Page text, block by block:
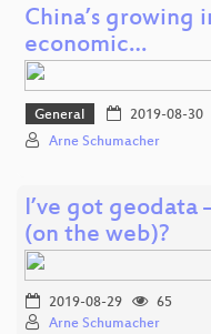
China’s growing
economic…
General 2019-08-30
Arne Schumacher
I’ve got
(on the web)?
2019-08-29
65
Arne Schumacher